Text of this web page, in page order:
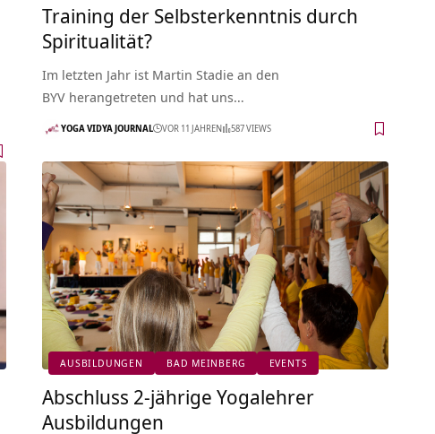
Training der Selbsterkenntnis durch
Spiritualität?
Im letzten Jahr ist Martin Stadie an den
BYV herangetreten und hat uns…
YOGA VIDYA JOURNAL VOR 11 JAHREN 587 VIEWS
AUSBILDUNGEN BAD MEINBERG EVENTS
Abschluss 2-jährige Yogalehrer
Ausbildungen